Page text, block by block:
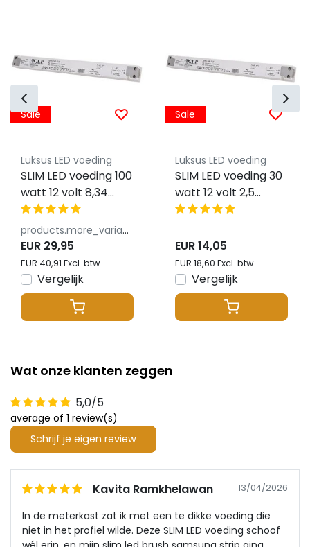
Sale
Luksus LED voeding
SLIM LED voeding 100
watt 12 volt 8,34
Ampère – IP20 –
compact - GTPC-
100-12-S
products.more_variants_available
EUR 29,95
EUR 40,91Excl. btw
Vergelijk
Sale
Luksus LED voeding
SLIM LED voeding 30
watt 12 volt 2,5
Ampère – IP20 –
30-12-S
EUR 14,05
EUR 18,60Excl. btw
Vergelijk
Wat onze klanten zeggen
5,0/5
average of 1 review(s)
Schrijf je eigen review
Kavita Ramkhelawan 13/04/2026
In de meterkast zat ik met een te dikke voeding die
niet in het profiel wilde. Deze SLIM LED voeding schoof